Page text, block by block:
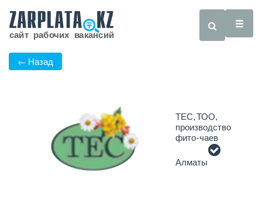
← Назад
ТЕС, ТОО,
производство
фито-чаев
Алматы